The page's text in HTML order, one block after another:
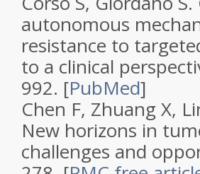
autonomous
resistance to
to a clinical
992. [PubMed]
Chen F, Zhuang X,
New horizons in
challenges and